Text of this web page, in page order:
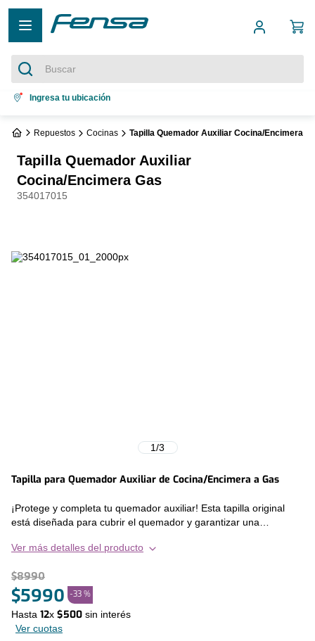
Buscar
Términos más buscados
3. bottom freezer
4. refrigerador no frost
Ingresa tu ubicación
Repuestos Cocinas Tapilla Quemador Auxiliar Cocina/Encimera
Tapilla Quemador Auxiliar
Cocina/Encimera Gas
354017015
1/3
Tapilla para Quemador Auxiliar de Cocina/Encimera a Gas
¡Protege y completa tu quemador auxiliar! Esta tapilla original
está diseñada para cubrir el quemador y garantizar una
estética de tu cocina.
Características principales:
- Compatibilidad: Quemadores auxiliares de cocinas y encimeras
a gas.
- Diseño práctico: Ajuste perfecto para una instalación sencilla.
Ver más detalles del producto
$8990
$5990 -33 %
Hasta 12x $500 sin interés
Ver cuotas